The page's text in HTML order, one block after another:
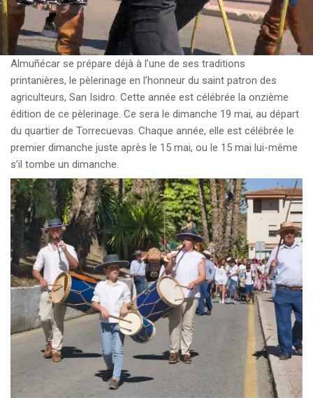
Almuñécar se prépare déjà à l’une de ses traditions
printanières, le pèlerinage en l’honneur du saint patron des
agriculteurs, San Isidro. Cette année est célébrée la onzième
édition de ce pèlerinage. Ce sera le dimanche 19 mai, au départ
du quartier de Torrecuevas. Chaque année, elle est célébrée le
premier dimanche juste après le 15 mai, ou le 15 mai lui-même
s’il tombe un dimanche.